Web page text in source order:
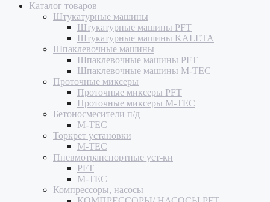
Каталог товаров
Штукатурные машины
Штукатурные машины PFT
Штукатурные машины KALETA
Шпаклевочные машины
Шпаклевочные машины PFT
Шпаклевочные машины M-TEC
Проточные миксеры
Проточные миксеры PFT
Проточные миксеры M-TEC
Бетоносмесители п/д
M-TEC
Торкрет установки
M-TEC
Пневмотранспортные уст-ки
PFT
M-TEC
Компрессоры, насосы